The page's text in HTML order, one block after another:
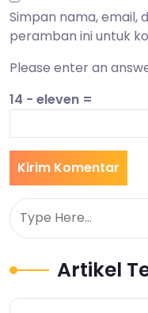
Simpan nama, email,
peramban ini untuk
Please enter an
14 − eleven =
Artikel